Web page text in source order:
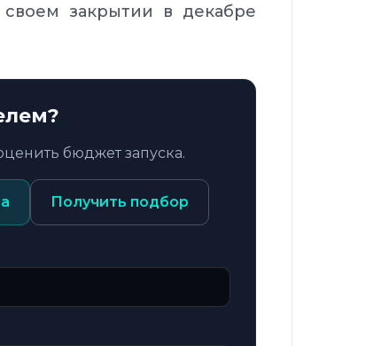
закрытии в декабре
бюджет запуска.
Получить подбор